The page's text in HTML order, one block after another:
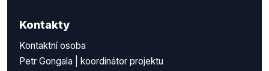
Kontakty
Kontaktní osoba
Petr Gongala | koordinátor projektu